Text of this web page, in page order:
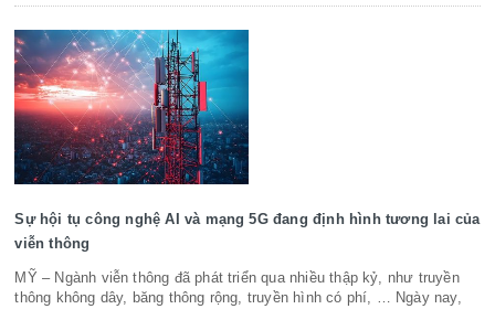
Sự hội tụ công nghệ AI và mạng 5G đang định hình tương lai của
viễn thông
MỸ – Ngành viễn thông đã phát triển qua nhiều thập kỷ, như truyền
thông không dây, băng thông rộng, truyền hình có phí, … Ngày nay,